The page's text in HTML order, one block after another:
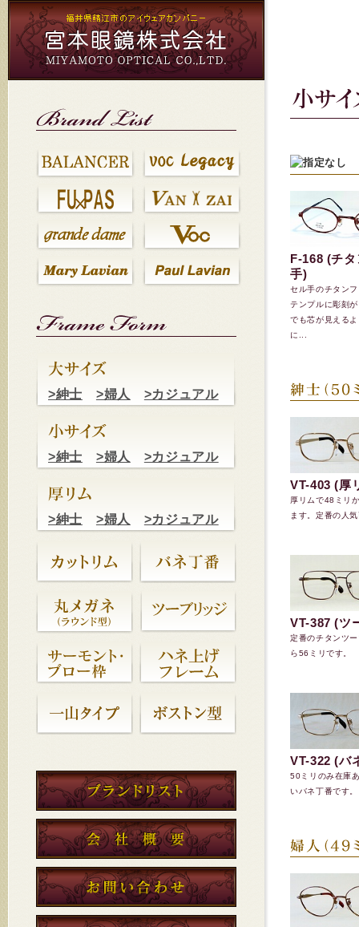
宮
本
眼
鏡
>紳士 >婦人 >カジュアル
>紳士 >婦人 >カジュアル
>紳士 >婦人 >カジュアル
ブ
ス
会
お
せ
HOME
F-168 (チ
手)
セル手のチタン
テンプルに彫刻
でも芯が見える
に...
VT-403 (厚
厚リムで48ミリ
ます。定番の人
VT-387 (ツ
定番のチタンツ
ら56ミリです。
VT-322 (バ
50ミリのみ在庫
いバネ丁番です。